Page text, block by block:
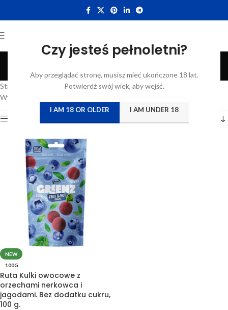
Czy jesteś pełnoletni?
Aby przeglądać stronę, musisz mieć ukończone 18 lat.
Potwierdź swój wiek, aby wejść.
I AM 18 OR OLDER I AM UNDER 18
Orzechy Nerkowca
Categories
Strona główna
Katalog/Produkty oznaczone “Orzechy Nerkowca”
Wyświetlanie jednego wyniku
NEW
100G
Ruta Kulki owocowe z
orzechami nerkowca i
jagodami. Bez dodatku cukru,
100 g.